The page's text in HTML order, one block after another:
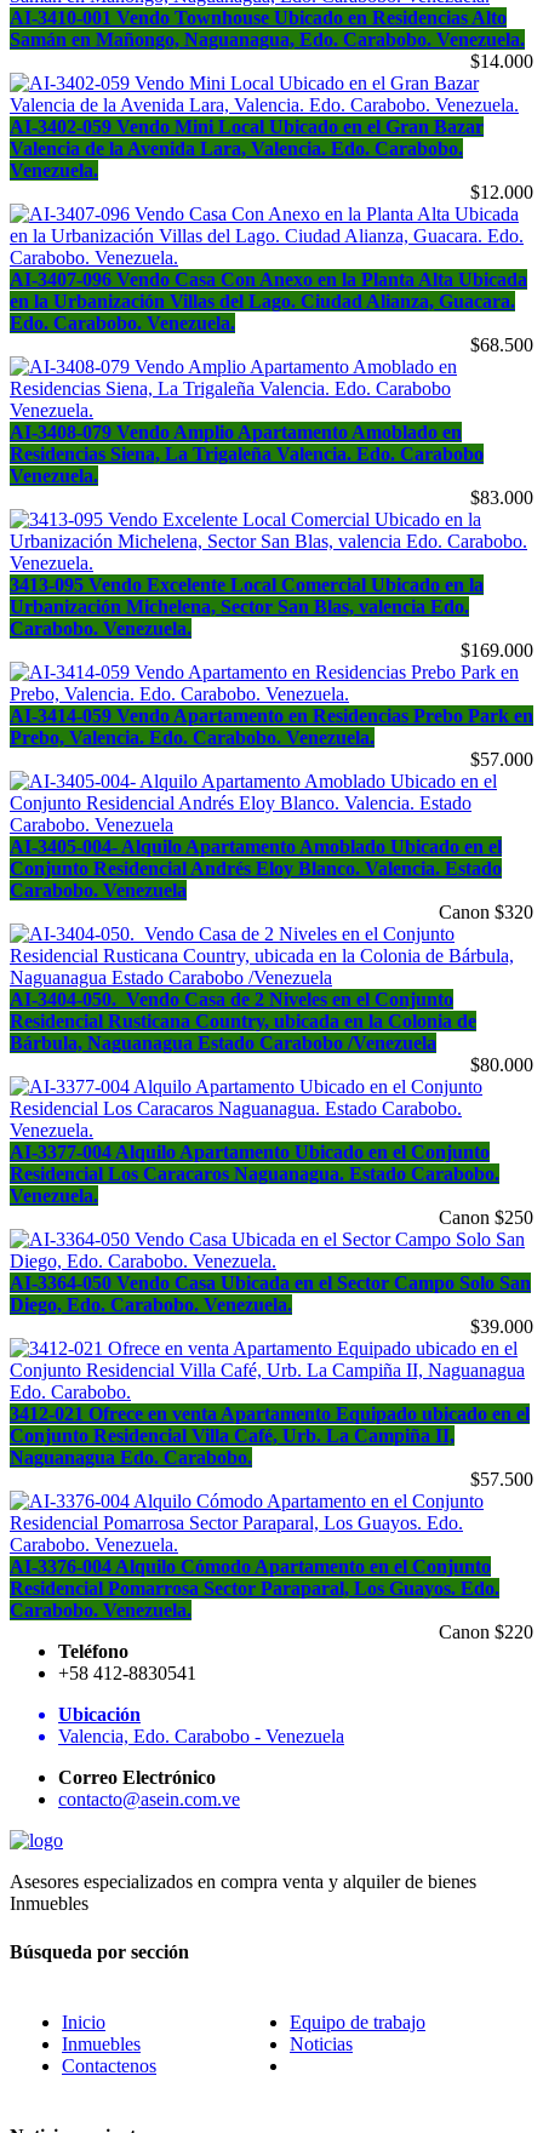
AI-3410-001 Vendo Townhouse Ubicado en Residencias Alto
Samán en Mañongo, Naguanagua, Edo. Carabobo. Venezuela.
$14.000
AI-3402-059 Vendo Mini Local Ubicado en el Gran Bazar
Valencia de la Avenida Lara, Valencia. Edo. Carabobo.
Venezuela.
$12.000
AI-3407-096 Vendo Casa Con Anexo en la Planta Alta Ubicada
en la Urbanización Villas del Lago. Ciudad Alianza, Guacara.
Edo. Carabobo. Venezuela.
$68.500
AI-3408-079 Vendo Amplio Apartamento Amoblado en
Residencias Siena, La Trigaleña Valencia. Edo. Carabobo
Venezuela.
$83.000
3413-095 Vendo Excelente Local Comercial Ubicado en la
Urbanización Michelena, Sector San Blas, valencia Edo.
Carabobo. Venezuela.
$169.000
AI-3414-059 Vendo Apartamento en Residencias Prebo Park en
Prebo, Valencia. Edo. Carabobo. Venezuela.
$57.000
AI-3405-004- Alquilo Apartamento Amoblado Ubicado en el
Conjunto Residencial Andrés Eloy Blanco. Valencia. Estado
Carabobo. Venezuela
Canon $320
AI-3404-050. Vendo Casa de 2 Niveles en el Conjunto
Residencial Rusticana Country, ubicada en la Colonia de
Bárbula, Naguanagua Estado Carabobo /Venezuela
$80.000
AI-3377-004 Alquilo Apartamento Ubicado en el Conjunto
Residencial Los Caracaros Naguanagua. Estado Carabobo.
Venezuela.
Canon $250
AI-3364-050 Vendo Casa Ubicada en el Sector Campo Solo San
Diego, Edo. Carabobo. Venezuela.
$39.000
3412-021 Ofrece en venta Apartamento Equipado ubicado en el
Conjunto Residencial Villa Café, Urb. La Campiña II,
Naguanagua Edo. Carabobo.
$57.500
AI-3376-004 Alquilo Cómodo Apartamento en el Conjunto
Residencial Pomarrosa Sector Paraparal, Los Guayos. Edo.
Carabobo. Venezuela.
Canon $220
Teléfono
+58 412-8830541
Ubicación
Valencia, Edo. Carabobo - Venezuela
Correo Electrónico
contacto@asein.com.ve
Asesores especializados en compra venta y alquiler de bienes
Inmuebles
Búsqueda por sección
Inicio
Inmuebles
Contactenos
Equipo de trabajo
Noticias